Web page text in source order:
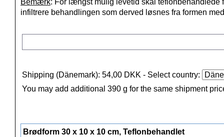
Bemærk: For længst mulig levetid skal teflonbehandlede
infiltrere behandlingen som derved løsnes fra formen
Shipping (Dänemark): 54,00 DKK - Select country:
You may add additional 390 g for the same shipment
Brødform 30 x 10 x 10 cm, Teflonbehandlet